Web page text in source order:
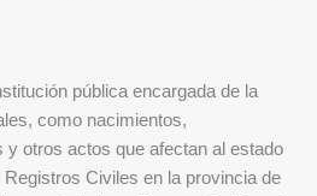
pública encargada de la
como nacimientos,
y otros actos que afectan al estado
Civiles en la provincia de